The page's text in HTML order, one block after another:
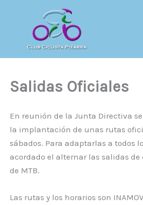
contenido
Salidas Oficiales
En reunión de la Junta Directiva
la implantación de unas rutas
sábados. Para adaptarlas a todos
acordado el alternar las salidas de
de MTB.
Las rutas y los horarios son